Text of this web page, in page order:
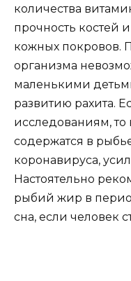
количества
прочность костей
кожных покровов.
организма
маленькими
развитию рахита.
исследованиям, то
содержатся в
коронавируса,
Настоятельно
рыбий жир в
сна, если человек